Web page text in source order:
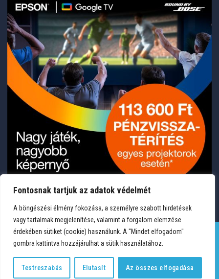
Fontosnak tartjuk az adatok védelmét
A böngészési élmény fokozása, a személyre szabott hirdetések
vagy tartalmak megjelenítése, valamint a forgalom elemzése
érdekében sütiket (cookie) használunk. A "Mindet elfogadom"
gombra kattintva hozzájárulhat a sütik használatához.
Testreszabás Elutasít Az összes elfogadása
Copyright 2026 © Medium Hungary Kft. Minden jog fenntartva.